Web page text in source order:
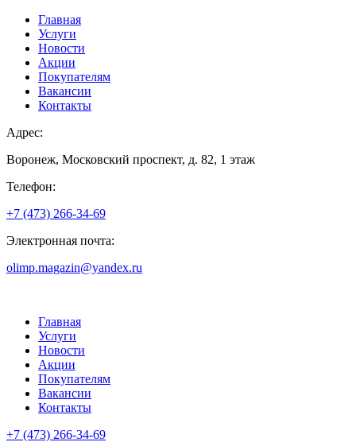
Главная
Услуги
Новости
Акции
Покупателям
Вакансии
Контакты
Адрес:
Воронеж, Московский проспект, д. 82, 1 этаж
Телефон:
+7 (473) 266-34-69
Электронная почта:
olimp.magazin@yandex.ru
Главная
Услуги
Новости
Акции
Покупателям
Вакансии
Контакты
+7 (473) 266-34-69